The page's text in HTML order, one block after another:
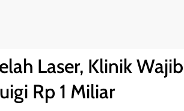
Laser, Klinik
Rp 1 Miliar